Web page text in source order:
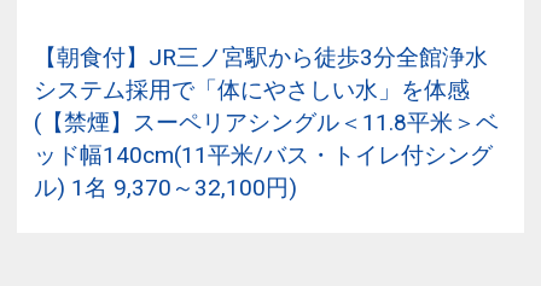
【朝食付】JR三ノ宮駅から徒歩3分全館浄水
システム採用で「体にやさしい水」を体感
(【禁煙】スーペリアシングル＜11.8平米＞ベ
ッド幅140cm(11平米/バス・トイレ付シング
ル) 1名 9,370～32,100円)